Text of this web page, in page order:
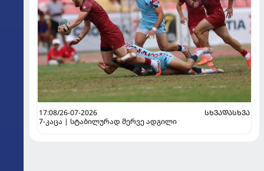
17:08/26-07-2026
ᲡᲮᲕᲐᲓᲐᲡᲮᲕᲐ
7-კაცა | სტაბილურად მერვე ადგილი